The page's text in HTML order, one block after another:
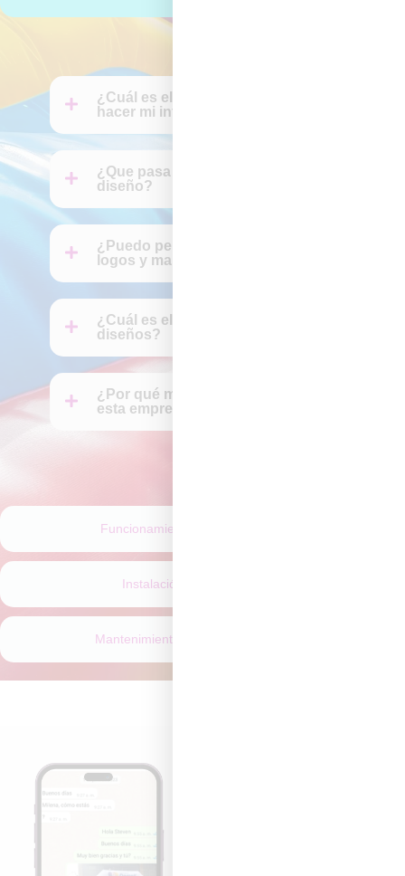
Funcionamiento técnico y requisitos
Instalación, transporte y uso
Mantenimiento, limpieza y durabilidad
¿Cuál es el proceso para mandar a
hacer mi inflable?
¿Que pasa si no me gusta el
diseño?
¿Puedo personalizarlo con mis
logos y marca?
¿Cuál es el equipo que hace los
diseños?
¿Por qué me conviene trabajar con
esta empresa?